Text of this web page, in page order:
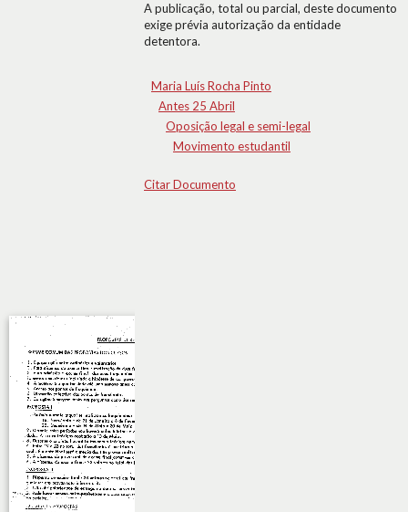
A publicação, total ou parcial, deste documento
exige prévia autorização da entidade
detentora.
Maria Luís Rocha Pinto
Antes 25 Abril
Oposição legal e semi-legal
Movimento estudantil
Citar Documento